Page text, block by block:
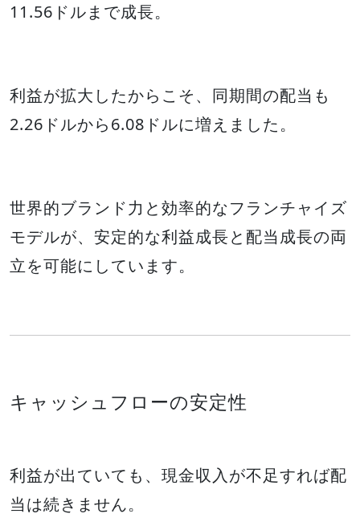
11.56ドルまで成長。
利益が拡大したからこそ、同期間の配当も
2.26ドルから6.08ドルに増えました。
世界的ブランド力と効率的なフランチャイズ
モデルが、安定的な利益成長と配当成長の両
立を可能にしています。
キャッシュフローの安定性
利益が出ていても、現金収入が不足すれば配
当は続きません。